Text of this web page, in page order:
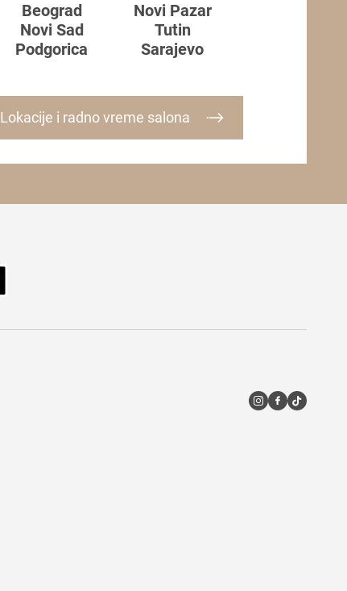
Beograd
Novi Sad
Podgorica
Novi Pazar
Tutin
Sarajevo
Lokacije i radno vreme salona